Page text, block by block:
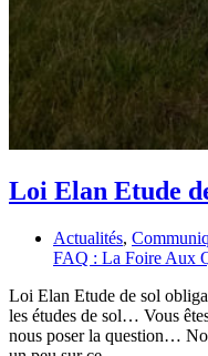
Loi Elan Etude
Actualités,
FAQ : La Foire Aux
Loi Elan Etude de sol
les études de sol… Vous
nous poser la question…